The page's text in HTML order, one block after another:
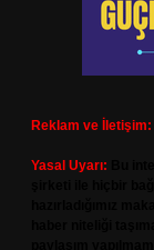
Reklam ve İletişim:
Yasal Uyarı: